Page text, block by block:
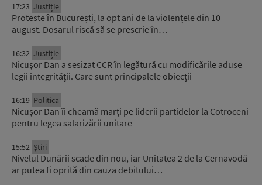
17:23 Justiție
Proteste în București, la opt ani de la violențele din 10
august. Dosarul riscă să se prescrie în…
16:32 Justiție
Nicușor Dan a sesizat CCR în legătură cu modificările aduse
legii integrității. Care sunt principalele obiecții
16:19 Politica
Nicușor Dan îi cheamă marți pe liderii partidelor la Cotroceni
pentru legea salarizării unitare
15:52 Știri
Nivelul Dunării scade din nou, iar Unitatea 2 de la Cernavodă
ar putea fi oprită din cauza debitului…